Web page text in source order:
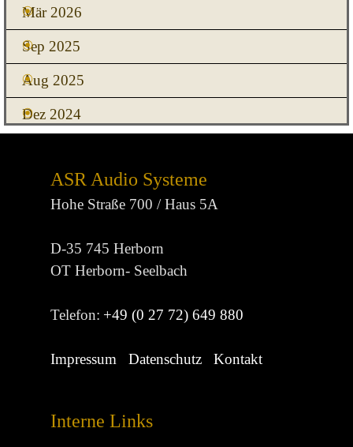
Mär 2026
Sep 2025
Aug 2025
Dez 2024
Interne Links
ASR Audio Systeme
Hohe Straße 700 / Haus 5A
D-35 745 Herborn
OT Herborn- Seelbach
Telefon: +49 (0 27 72) 649 880
Impressum Datenschutz Kontakt